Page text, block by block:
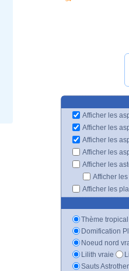
Afficher les
Afficher les
Afficher les
Afficher les
Afficher les
Afficher
Afficher les
Thème tropical
Domification
Noeud nord
Lilith vraie
Sauts